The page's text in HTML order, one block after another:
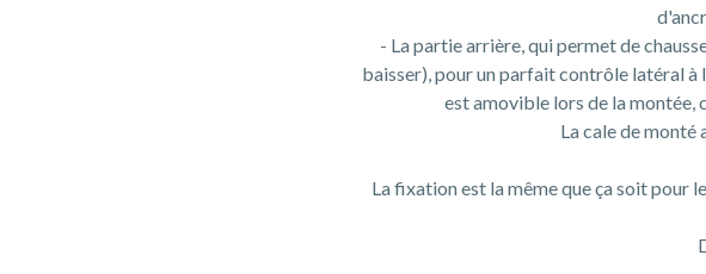
- La partie arrière, qui permet de
baisser), pour un parfait contrôle latéral
est amovible lors de la montée,
La cale de
La fixation est la même que ça soit pour